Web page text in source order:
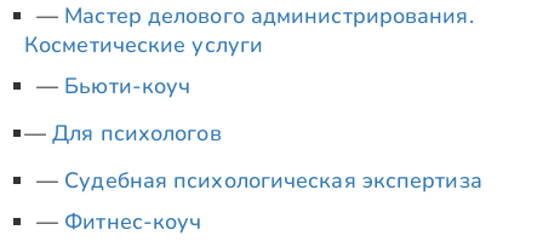
Мастер делового администрирования.
Косметические услуги
Бьюти-коуч
Для психологов
Судебная психологическая экспертиза
Фитнес-коуч